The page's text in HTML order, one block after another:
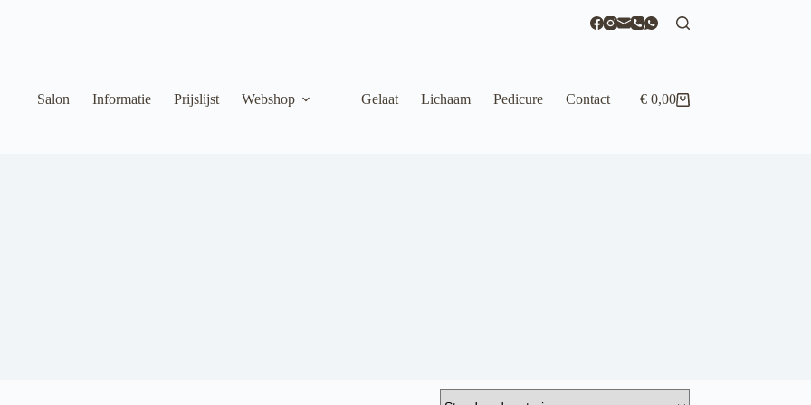
Salon Informatie Prijslijst Webshop Gelaat Lichaam Pedicure Contact Winkelwagen
€0,00